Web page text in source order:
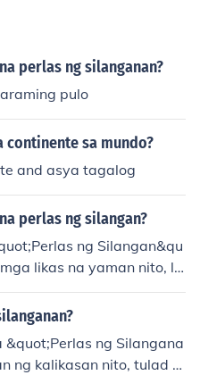
perlas ng silanganan?
pulo
continente sa mundo?
and asya tagalog
perlas ng silangan?
ng Silangan&qu
likas na yaman nito, la
puno ng makukulay na
Ang termino ay
halaga ng Pilipinas sa r
ng Silangana
ng kalikasan nito, tulad n